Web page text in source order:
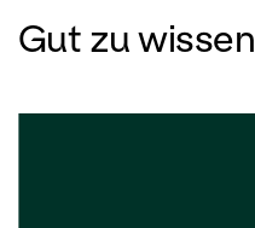
Gut zu wissen